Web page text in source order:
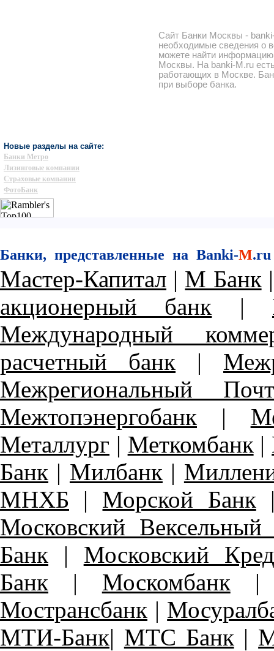
Новые разделы на сайте:
Банки Метро
Лизинговые компании
Страховые компании
ФотоБанк
Сайт Банки Москвы -
необходимые сведения о
можете найти
Москвы. На banki-M.ru
работающих в Москве.
при выборе банка.
Банки, представленные на Banki-M.ru
Мастер-Капитал | М Банк
акционерный банк |
Международный
расчетный банк |
Межрегиональный
Межтопэнергобанк |
Металлург | Меткомбанк |
Банк | Милбанк |
МНХБ | Морской Банк
Московский Вексельный
Банк | Московский
Банк | Москомбанк
Мострансбанк |
МТИ-Банк| МТС Банк |